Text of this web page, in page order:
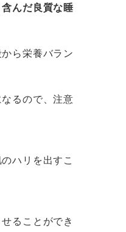
んだ良質な睡
ら栄養バラン
るので、注意
ハリを出すこ
ることができ